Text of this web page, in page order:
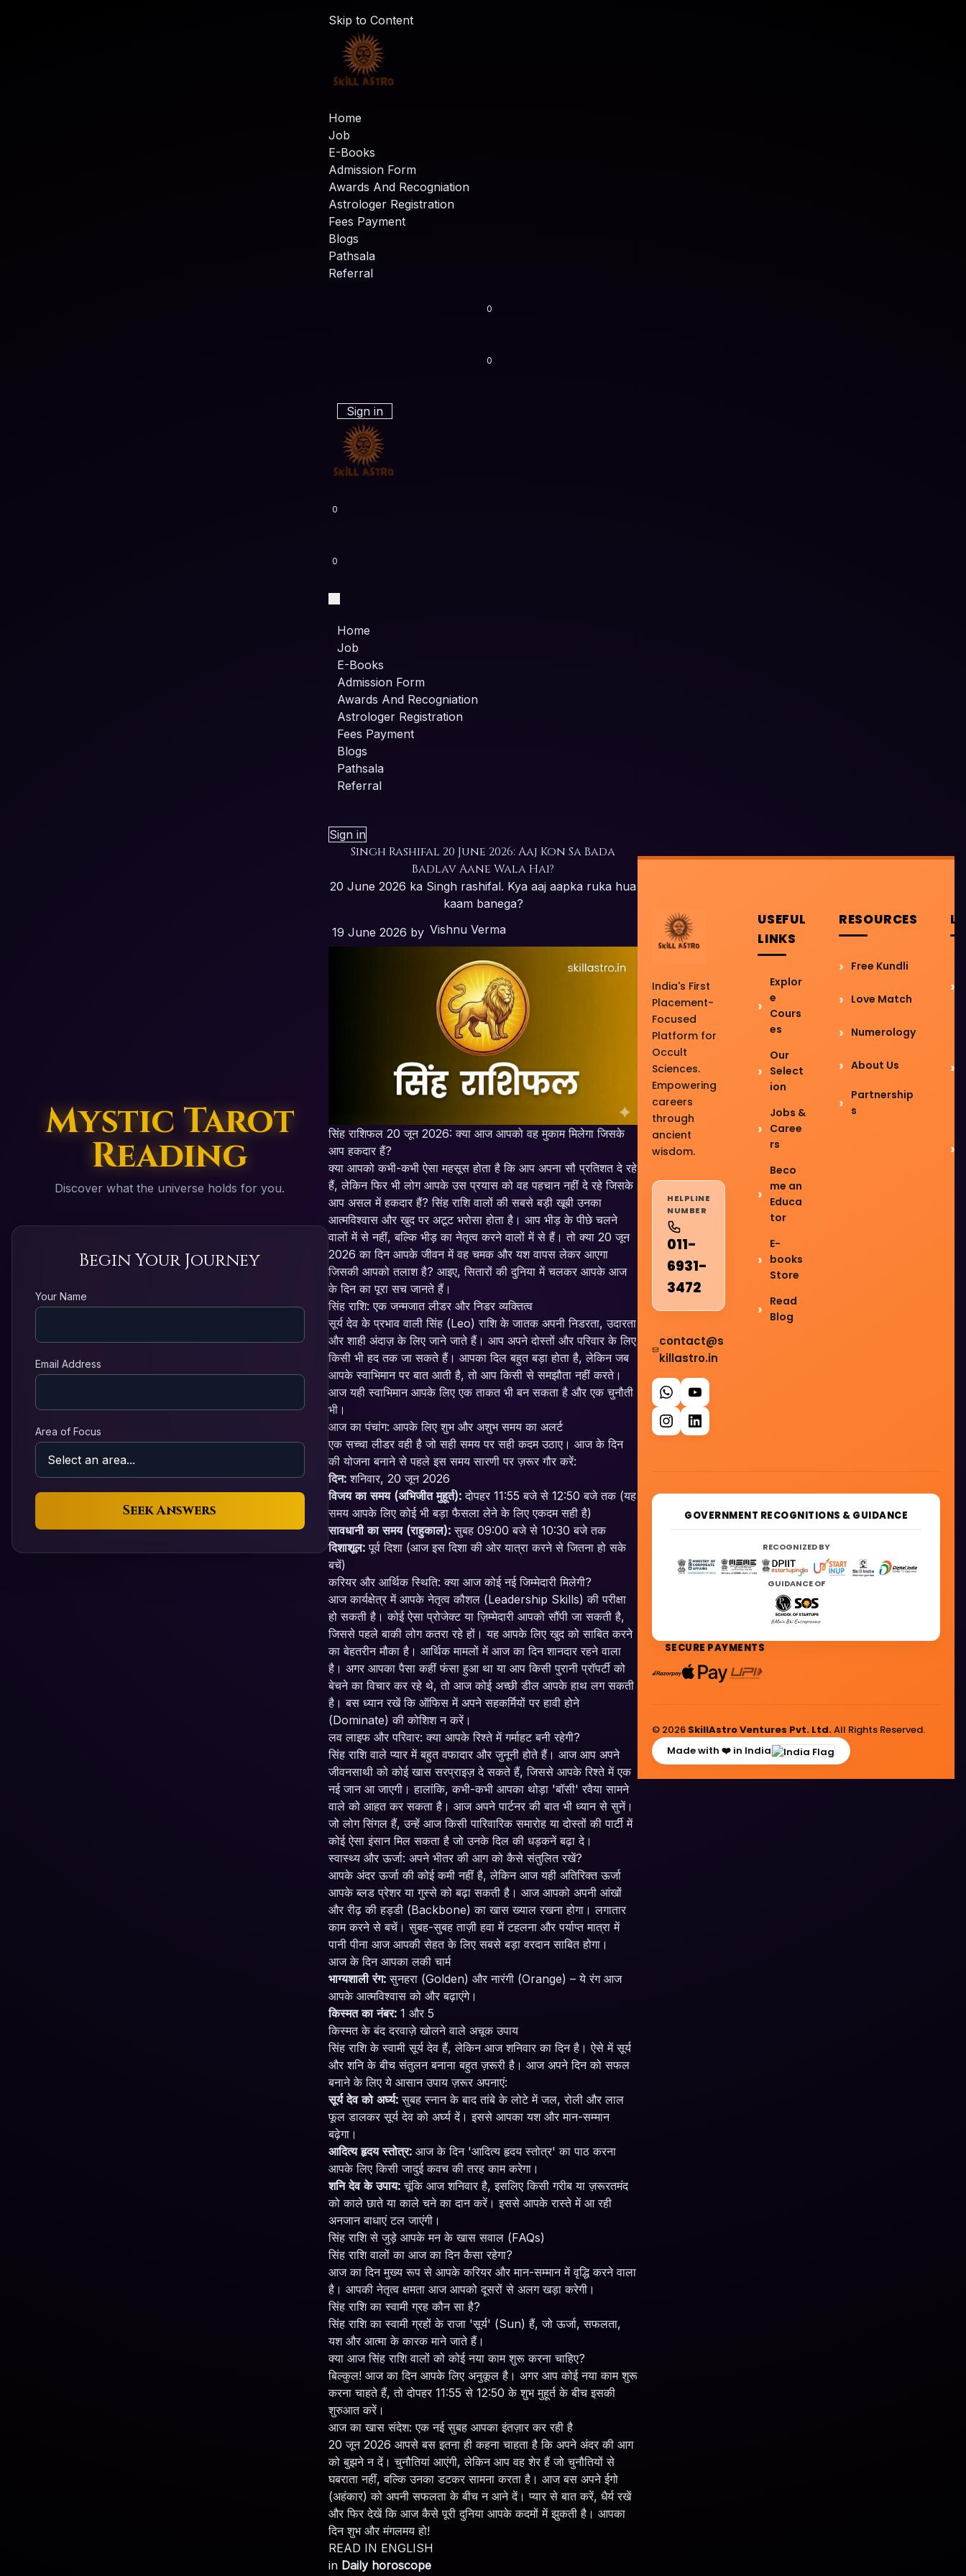
Mystic Tarot
Reading
Discover what the universe holds for you.
Begin Your Journey
Your Name
Email Address
Area of Focus
Seek Answers
Skip to Content
Home
Job
E-Books
Admission Form
Awards And Recogniation
Astrologer Registration
Fees Payment
Blogs
Pathsala
Referral
0
0
Sign in
0
0
Home
Job
E-Books
Admission Form
Awards And Recogniation
Astrologer Registration
Fees Payment
Blogs
Pathsala
Referral
Sign in
Singh Rashifal 20 June 2026: Aaj Kon Sa Bada
Badlav Aane Wala Hai?
20 June 2026 ka Singh rashifal. Kya aaj aapka ruka hua
kaam banega?
19 June 2026 by Vishnu Verma
सिंह राशिफल 20 जून 2026: क्या आज आपको वह मुकाम मिलेगा जिसके
आप हकदार हैं?
क्या आपको कभी-कभी ऐसा महसूस होता है कि आप अपना सौ प्रतिशत दे रहे
हैं, लेकिन फिर भी लोग आपके उस प्रयास को वह पहचान नहीं दे रहे जिसके
आप असल में हकदार हैं? सिंह राशि वालों की सबसे बड़ी खूबी उनका
आत्मविश्वास और खुद पर अटूट भरोसा होता है। आप भीड़ के पीछे चलने
वालों में से नहीं, बल्कि भीड़ का नेतृत्व करने वालों में से हैं। तो क्या 20 जून
2026 का दिन आपके जीवन में वह चमक और यश वापस लेकर आएगा
जिसकी आपको तलाश है? आइए, सितारों की दुनिया में चलकर आपके आज
के दिन का पूरा सच जानते हैं।
सिंह राशि: एक जन्मजात लीडर और निडर व्यक्तित्व
सूर्य देव के प्रभाव वाली सिंह (Leo) राशि के जातक अपनी निडरता, उदारता
और शाही अंदाज़ के लिए जाने जाते हैं। आप अपने दोस्तों और परिवार के लिए
किसी भी हद तक जा सकते हैं। आपका दिल बहुत बड़ा होता है, लेकिन जब
आपके स्वाभिमान पर बात आती है, तो आप किसी से समझौता नहीं करते।
आज यही स्वाभिमान आपके लिए एक ताकत भी बन सकता है और एक चुनौती
भी।
आज का पंचांग: आपके लिए शुभ और अशुभ समय का अलर्ट
एक सच्चा लीडर वही है जो सही समय पर सही कदम उठाए। आज के दिन
की योजना बनाने से पहले इस समय सारणी पर ज़रूर गौर करें:
दिन:शनिवार, 20 जून 2026
विजय का समय (अभिजीत मुहूर्त):दोपहर 11:55 बजे से 12:50 बजे तक (यह
समय आपके लिए कोई भी बड़ा फैसला लेने के लिए एकदम सही है)
सावधानी का समय (राहुकाल):सुबह 09:00 बजे से 10:30 बजे तक
दिशाशूल:पूर्व दिशा (आज इस दिशा की ओर यात्रा करने से जितना हो सके
बचें)
करियर और आर्थिक स्थिति: क्या आज कोई नई जिम्मेदारी मिलेगी?
आज कार्यक्षेत्र में आपके नेतृत्व कौशल (Leadership Skills) की परीक्षा
हो सकती है। कोई ऐसा प्रोजेक्ट या ज़िम्मेदारी आपको सौंपी जा सकती है,
जिससे पहले बाकी लोग कतरा रहे हों। यह आपके लिए खुद को साबित करने
का बेहतरीन मौका है। आर्थिक मामलों में आज का दिन शानदार रहने वाला
है। अगर आपका पैसा कहीं फंसा हुआ था या आप किसी पुरानी प्रॉपर्टी को
बेचने का विचार कर रहे थे, तो आज कोई अच्छी डील आपके हाथ लग सकती
है। बस ध्यान रखें कि ऑफिस में अपने सहकर्मियों पर हावी होने
(Dominate) की कोशिश न करें।
लव लाइफ और परिवार: क्या आपके रिश्ते में गर्माहट बनी रहेगी?
सिंह राशि वाले प्यार में बहुत वफादार और जुनूनी होते हैं। आज आप अपने
जीवनसाथी को कोई खास सरप्राइज़ दे सकते हैं, जिससे आपके रिश्ते में एक
नई जान आ जाएगी। हालांकि, कभी-कभी आपका थोड़ा 'बॉसी' रवैया सामने
वाले को आहत कर सकता है। आज अपने पार्टनर की बात भी ध्यान से सुनें।
जो लोग सिंगल हैं, उन्हें आज किसी पारिवारिक समारोह या दोस्तों की पार्टी में
कोई ऐसा इंसान मिल सकता है जो उनके दिल की धड़कनें बढ़ा दे।
स्वास्थ्य और ऊर्जा: अपने भीतर की आग को कैसे संतुलित रखें?
आपके अंदर ऊर्जा की कोई कमी नहीं है, लेकिन आज यही अतिरिक्त ऊर्जा
आपके ब्लड प्रेशर या गुस्से को बढ़ा सकती है। आज आपको अपनी आंखों
और रीढ़ की हड्डी (Backbone) का खास ख्याल रखना होगा। लगातार
काम करने से बचें। सुबह-सुबह ताज़ी हवा में टहलना और पर्याप्त मात्रा में
पानी पीना आज आपकी सेहत के लिए सबसे बड़ा वरदान साबित होगा।
आज के दिन आपका लकी चार्म
भाग्यशाली रंग:सुनहरा (Golden) और नारंगी (Orange) – ये रंग आज
आपके आत्मविश्वास को और बढ़ाएंगे।
किस्मत का नंबर:1 और 5
किस्मत के बंद दरवाज़े खोलने वाले अचूक उपाय
सिंह राशि के स्वामी सूर्य देव हैं, लेकिन आज शनिवार का दिन है। ऐसे में सूर्य
और शनि के बीच संतुलन बनाना बहुत ज़रूरी है। आज अपने दिन को सफल
बनाने के लिए ये आसान उपाय ज़रूर अपनाएं:
सूर्य देव को अर्घ्य:सुबह स्नान के बाद तांबे के लोटे में जल, रोली और लाल
फूल डालकर सूर्य देव को अर्घ्य दें। इससे आपका यश और मान-सम्मान
बढ़ेगा।
आदित्य हृदय स्तोत्र:आज के दिन 'आदित्य हृदय स्तोत्र' का पाठ करना
आपके लिए किसी जादुई कवच की तरह काम करेगा।
शनि देव के उपाय:चूंकि आज शनिवार है, इसलिए किसी गरीब या ज़रूरतमंद
को काले छाते या काले चने का दान करें। इससे आपके रास्ते में आ रही
अनजान बाधाएं टल जाएंगी।
सिंह राशि से जुड़े आपके मन के खास सवाल (FAQs)
सिंह राशि वालों का आज का दिन कैसा रहेगा?
आज का दिन मुख्य रूप से आपके करियर और मान-सम्मान में वृद्धि करने वाला
है। आपकी नेतृत्व क्षमता आज आपको दूसरों से अलग खड़ा करेगी।
सिंह राशि का स्वामी ग्रह कौन सा है?
सिंह राशि का स्वामी ग्रहों के राजा 'सूर्य' (Sun) हैं, जो ऊर्जा, सफलता,
यश और आत्मा के कारक माने जाते हैं।
क्या आज सिंह राशि वालों को कोई नया काम शुरू करना चाहिए?
बिल्कुल! आज का दिन आपके लिए अनुकूल है। अगर आप कोई नया काम शुरू
करना चाहते हैं, तो दोपहर 11:55 से 12:50 के शुभ मुहूर्त के बीच इसकी
शुरुआत करें।
आज का खास संदेश: एक नई सुबह आपका इंतज़ार कर रही है
20 जून 2026 आपसे बस इतना ही कहना चाहता है कि अपने अंदर की आग
को बुझने न दें। चुनौतियां आएंगी, लेकिन आप वह शेर हैं जो चुनौतियों से
घबराता नहीं, बल्कि उनका डटकर सामना करता है। आज बस अपने ईगो
(अहंकार) को अपनी सफलता के बीच न आने दें। प्यार से बात करें, धैर्य रखें
और फिर देखें कि आज कैसे पूरी दुनिया आपके कदमों में झुकती है। आपका
दिन शुभ और मंगलमय हो!
READ IN ENGLISH
in Daily horoscope
India's First
Placement-
Focused
Platform for
Occult
Sciences.
Empowering
careers
through
ancient
wisdom.
HELPLINE
NUMBER
011-
6931-
3472
contact@s
killastro.in
USEFUL
LINKS
Explor
e
Cours
es
Our
Select
ion
Jobs &
Caree
rs
Beco
me an
Educa
tor
E-
books
Store
Read
Blog
RESOURCES
Free Kundli
Love Match
Numerology
About Us
Partnership
s
GOVERNMENT RECOGNITIONS & GUIDANCE
RECOGNIZED BY
GUIDANCE OF
SECURE PAYMENTS
© 2026 SkillAstro Ventures Pvt. Ltd.All Rights Reserved.
Made with ❤️ in India